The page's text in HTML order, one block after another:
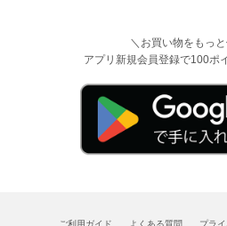
＼お買い物をもっ
アプリ新規会員登録で100ポ
ご利用ガイド よくある質問 プラ